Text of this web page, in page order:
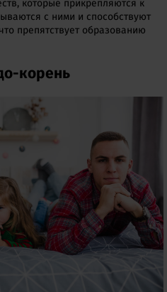
которые прикрепляются к
с ними и способствуют
препятствует образованию
корень